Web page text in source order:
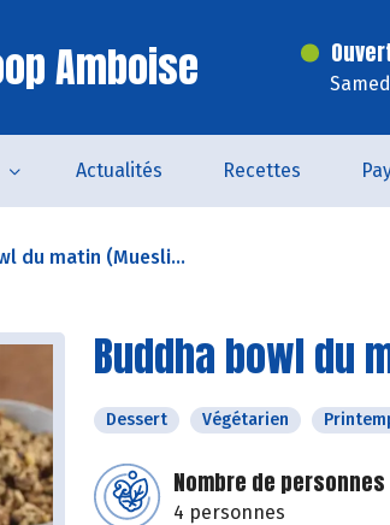
Amboise
Actualités Recettes
du matin (Muesli...
Buddha bowl du
Dessert Végétarien
Nombre de personnes
4 personnes